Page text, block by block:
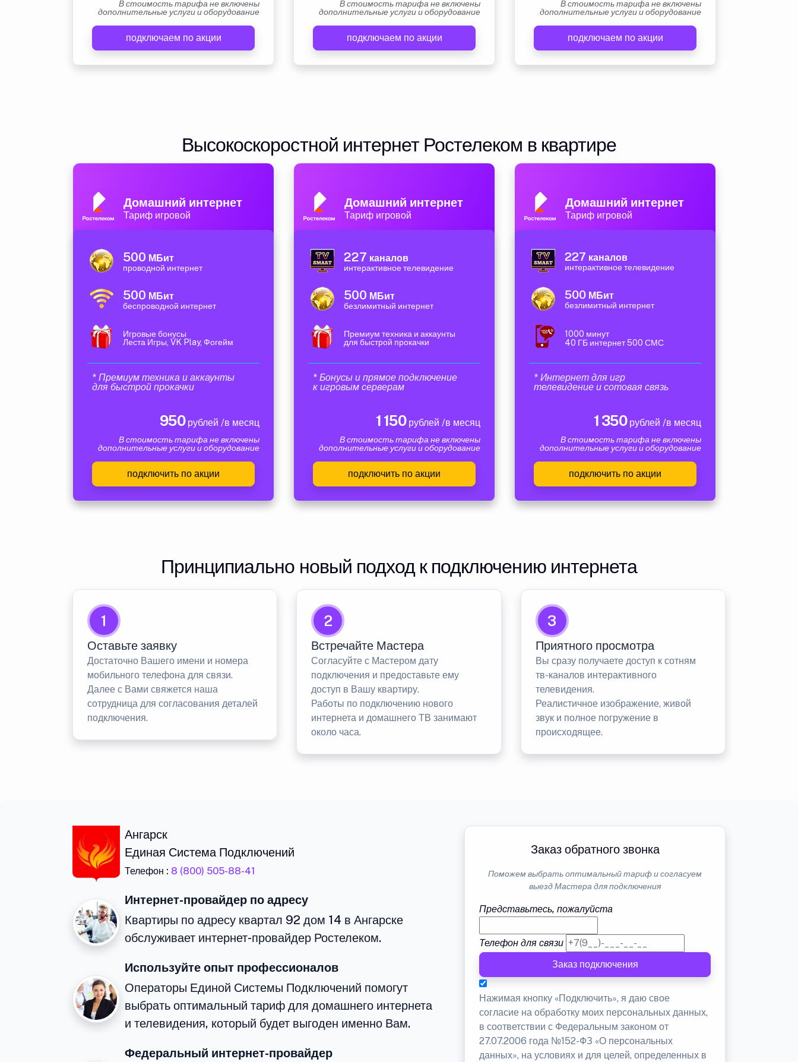
В стоимость тарифа не включены
дополнительные услуги и оборудование
подключаем по акции
В стоимость тарифа не включены
дополнительные услуги и оборудование
подключаем по акции
В стоимость тарифа не включены
дополнительные услуги и оборудование
подключаем по акции
Высокоскоростной интернет Ростелеком в квартире
Домашний интернет
Тариф игровой
500 МБит
проводной интернет
500 МБит
беспроводной интернет
Игровые бонусы
Леста Игры, VK Play, Фогейм
* Премиум техника и аккаунты
для быстрой прокачки
950рублей /в месяц
В стоимость тарифа не включены
дополнительные услуги и оборудование
подключить по акции
Домашний интернет
Тариф игровой
227 каналов
интерактивное телевидение
500 МБит
безлимитный интернет
Премиум техника и аккаунты
для быстрой прокачки
* Бонусы и прямое подключение
к игровым серверам
1 150рублей /в месяц
В стоимость тарифа не включены
дополнительные услуги и оборудование
подключить по акции
Домашний интернет
Тариф игровой
227 каналов
интерактивное телевидение
500 МБит
безлимитный интернет
1000 минут
40 ГБ интернет 500 СМС
* Интернет для игр
телевидение и сотовая связь
1 350рублей /в месяц
В стоимость тарифа не включены
дополнительные услуги и оборудование
подключить по акции
Принципиально новый подход к подключению интернета
1
Оставьте заявку
Достаточно Вашего имени и номера
мобильного телефона для связи.
Далее с Вами свяжется наша
сотрудница для согласования деталей
подключения.
2
Встречайте Мастера
Согласуйте с Мастером дату
подключения и предоставьте ему
доступ в Вашу квартиру.
Работы по подключению нового
интернета и домашнего ТВ занимают
около часа.
3
Приятного просмотра
Вы сразу получаете доступ к сотням
тв-каналов интерактивного
телевидения.
Реалистичное изображение, живой
звук и полное погружение в
происходящее.
Ангарск
Единая Система Подключений
Телефон : 8 (800) 505-88-41
Интернет-провайдер по адресу
Квартиры по адресу квартал 92 дом 14 в Ангарске
обслуживает интернет-провайдер Ростелеком.
Используйте опыт профессионалов
Операторы Единой Системы Подключений помогут
выбрать оптимальный тариф для домашнего интернета
и телевидения, который будет выгоден именно Вам.
Федеральный интернет-провайдер
Заказ обратного звонка
Поможем выбрать оптимальный тариф и согласуем
выезд Мастера для подключения
Представьтесь, пожалуйста
Телефон для связи
Заказ подключения
Нажимая кнопку «Подключить», я даю свое
согласие на обработку моих персональных данных,
в соответствии с Федеральным законом от
27.07.2006 года №152-ФЗ «О персональных
данных», на условиях и для целей, определенных в